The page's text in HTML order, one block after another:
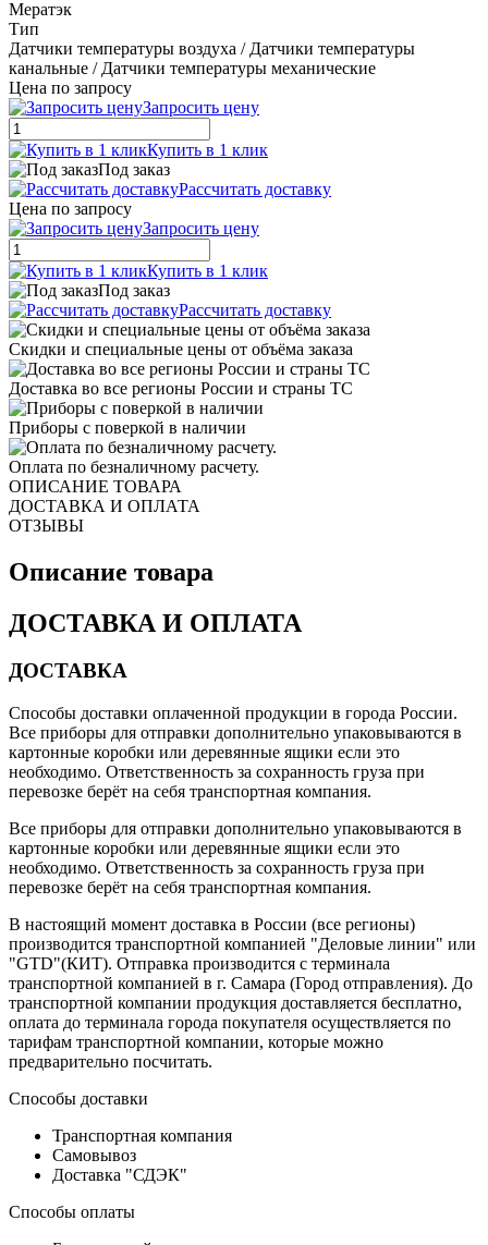
Мератэк
Тип
Датчики температуры воздуха / Датчики температуры
канальные / Датчики температуры механические
Цена по запросу
Запросить цену
Купить в 1 клик
Под заказ
Рассчитать доставку
Цена по запросу
Запросить цену
Купить в 1 клик
Под заказ
Рассчитать доставку
Скидки и специальные цены от объёма заказа
Доставка во все регионы России и страны ТС
Приборы с поверкой в наличии
Оплата по безналичному расчету.
ОПИСАНИЕ ТОВАРА
ДОСТАВКА И ОПЛАТА
ОТЗЫВЫ
Описание товара
ДОСТАВКА И ОПЛАТА
ДОСТАВКА
Способы доставки оплаченной продукции в города России.
Все приборы для отправки дополнительно упаковываются в
картонные коробки или деревянные ящики если это
необходимо. Ответственность за сохранность груза при
перевозке берёт на себя транспортная компания.
Все приборы для отправки дополнительно упаковываются в
картонные коробки или деревянные ящики если это
необходимо. Ответственность за сохранность груза при
перевозке берёт на себя транспортная компания.
В настоящий момент доставка в России (все регионы)
производится транспортной компанией "Деловые линии" или
"GTD"(КИТ). Отправка производится с терминала
транспортной компанией в г. Самара (Город отправления). До
транспортной компании продукция доставляется бесплатно,
оплата до терминала города покупателя осуществляется по
тарифам транспортной компании, которые можно
предварительно посчитать.
Способы доставки
Транспортная компания
Самовывоз
Доставка "СДЭК"
Способы оплаты